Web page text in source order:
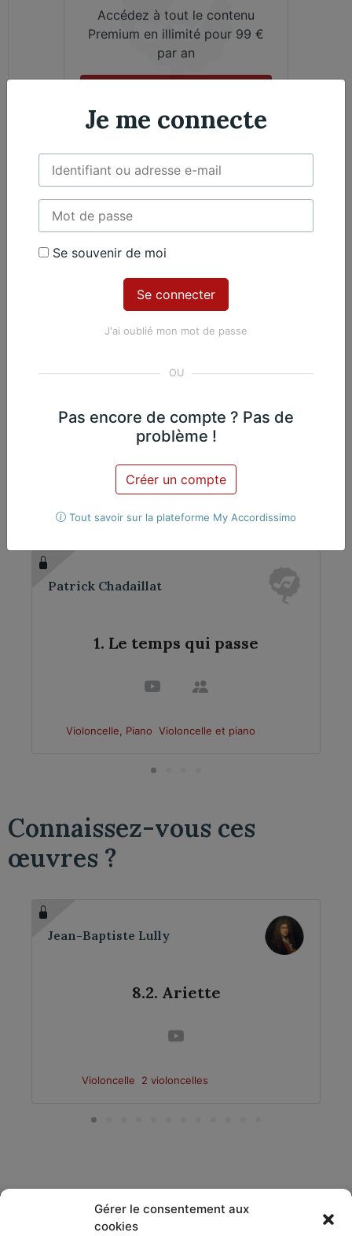
Gérer le consentement aux
cookies
Accédez à tout le contenu
Premium en illimité pour 99 €
par an
Piano
Contenu Premium
Accédez à tout le contenu
Premium en illimité pour 99 €
par an
Je m'abonne
Nicolas Martin, Piano
Œuvres du même
compositeur​
Patrick Chadaillat
1. Le temps qui passe
Violoncelle, Piano Violoncelle et piano
Connaissez-vous ces
œuvres ?
Jean-Baptiste Lully
8.2. Ariette
Violoncelle 2 violoncelles
Je me connecte
Se souvenir de moi
J'ai oublié mon mot de passe
Pas encore de compte ? Pas de
problème !
Créer un compte
Tout savoir sur la plateforme My Accordissimo